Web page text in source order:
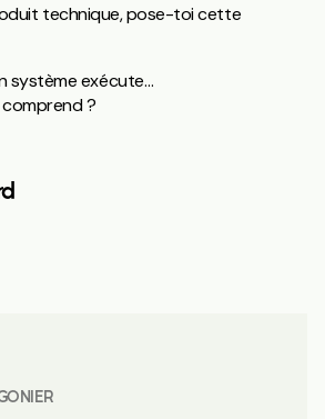
technique, pose-toi cette
système exécute…
?